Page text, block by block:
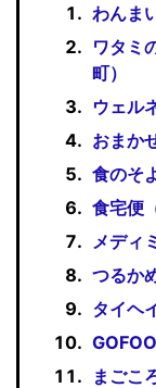
わんま
ワタミ
町）
ウェル
おまか
食のそ
食宅便
メディ
つるか
タイヘ
まごこ